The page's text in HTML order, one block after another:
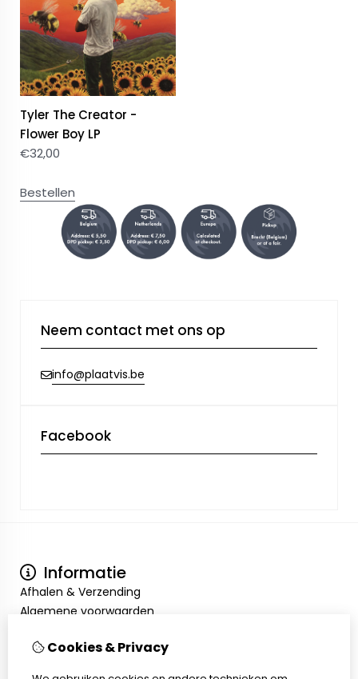
Tyler The Creator -
Flower Boy LP
€32,00
Bestellen
Neem contact met ons op
info@plaatvis.be
Facebook
Informatie
Afhalen & Verzending
Algemene voorwaarden
Mijn account
Cookies & Privacy